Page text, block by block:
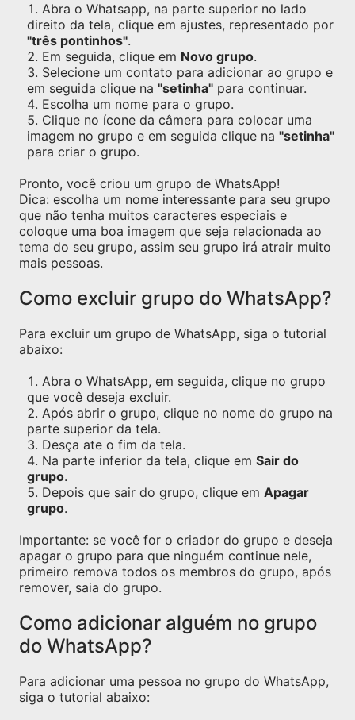
Abra o Whatsapp, na parte superior no lado
direito da tela, clique em ajustes, representado por
"três pontinhos".
Em seguida, clique em Novo grupo.
Selecione um contato para adicionar ao grupo e
em seguida clique na "setinha" para continuar.
Escolha um nome para o grupo.
Clique no ícone da câmera para colocar uma
imagem no grupo e em seguida clique na "setinha"
para criar o grupo.
Pronto, você criou um grupo de WhatsApp!
Dica: escolha um nome interessante para seu grupo
que não tenha muitos caracteres especiais e
coloque uma boa imagem que seja relacionada ao
tema do seu grupo, assim seu grupo irá atrair muito
mais pessoas.
Como excluir grupo do WhatsApp?
Para excluir um grupo de WhatsApp, siga o tutorial
abaixo:
Abra o WhatsApp, em seguida, clique no grupo
que você deseja excluir.
Após abrir o grupo, clique no nome do grupo na
parte superior da tela.
Desça ate o fim da tela.
Na parte inferior da tela, clique em Sair do
grupo.
Depois que sair do grupo, clique em Apagar
grupo.
Importante: se você for o criador do grupo e deseja
apagar o grupo para que ninguém continue nele,
primeiro remova todos os membros do grupo, após
remover, saia do grupo.
Como adicionar alguém no grupo
do WhatsApp?
Para adicionar uma pessoa no grupo do WhatsApp,
siga o tutorial abaixo: